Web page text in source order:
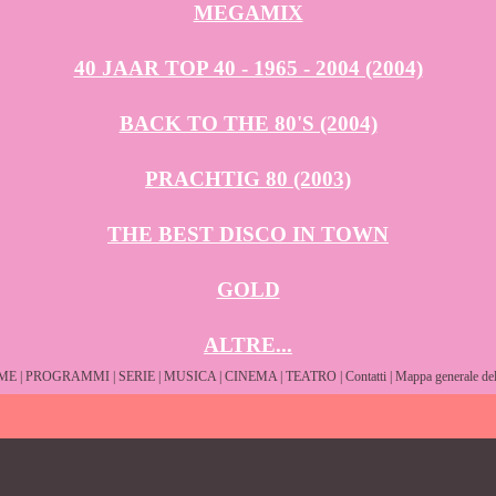
MEGAMIX
40 JAAR TOP 40 - 1965 - 2004 (2004)
BACK TO THE 80'S (2004)
PRACHTIG 80 (2003)
THE BEST DISCO IN TOWN
GOLD
ALTRE...
PROGRAMMI SERIE MUSICA| CINEMA| TEATRO Contatti Mappa generale